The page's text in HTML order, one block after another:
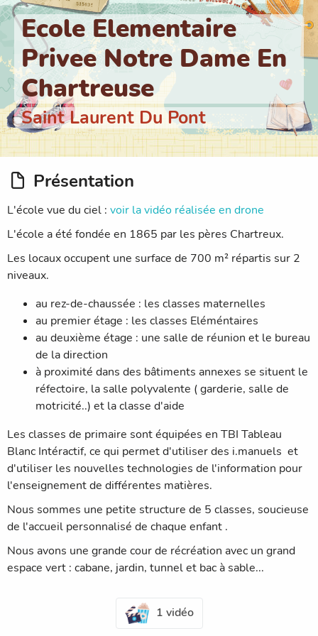
Ecole Elementaire
Privee Notre Dame En
Chartreuse
Saint Laurent Du Pont
Présentation
L'école vue du ciel : voir la vidéo réalisée en drone
L'école a été fondée en 1865 par les pères Chartreux.
Les locaux occupent une surface de 700 m² répartis sur 2
niveaux.
au rez-de-chaussée : les classes maternelles
au premier étage : les classes Eléméntaires
au deuxième étage : une salle de réunion et le bureau
de la direction
à proximité dans des bâtiments annexes se situent le
réfectoire, la salle polyvalente ( garderie, salle de
motricité..) et la classe d'aide
Les classes de primaire sont équipées en TBI Tableau
Blanc Intéractif, ce qui permet d'utiliser des i.manuels et
d'utiliser les nouvelles technologies de l'information pour
l'enseignement de différentes matières.
Nous sommes une petite structure de 5 classes, soucieuse
de l'accueil personnalisé de chaque enfant .
Nous avons une grande cour de récréation avec un grand
espace vert : cabane, jardin, tunnel et bac à sable...
1 vidéo